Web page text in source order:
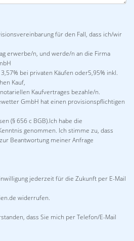
für den Fall, dass ich/wir
erwerbe/n, und werde/n an die Firma
bei privaten Käufen oder5,95% inkl.
Kauf,
Kaufvertrages bezahle/n.
GmbH hat einen provisionspflichtigen
(§ 656 c BGB).Ich habe die
genommen. Ich stimme zu, dass
Beantwortung meiner Anfrage
jederzeit für die Zukunft per E-Mail
widerrufen.
dass Sie mich per Telefon/E-Mail